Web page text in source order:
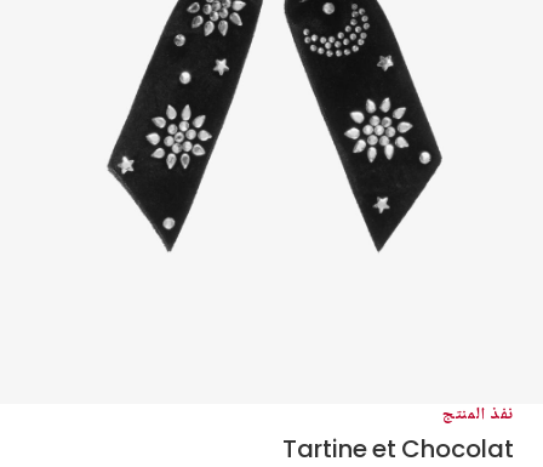
نفذ المنتج
Tartine et Chocolat